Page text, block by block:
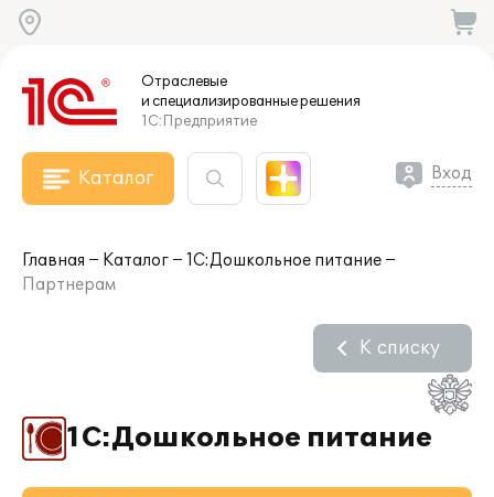
Отраслевые
и специализированныерешения
1С:Предприятие
Каталог Вход
Главная Каталог
1С:Дошкольное питание
Партнерам
1С:Дошкольное питание
К списку